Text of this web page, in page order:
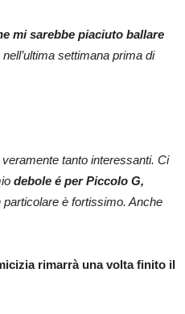
mi sarebbe piaciuto ballare
settimana prima di
tanto interessanti. Ci
debole é per Piccolo G,
particolare è fortissimo. Anche
rimarrà una volta finito il